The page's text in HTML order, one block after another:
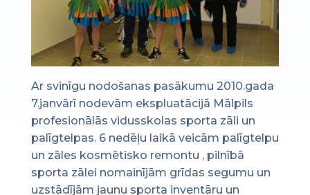
Ar svinīgu nodošanas pasākumu 2010.gada
7.janvārī nodevām ekspluatācijā Mālpils
profesionālās vidusskolas sporta zāli un
palīgtelpas. 6 nedēļu laikā veicām palīgtelpu
un zāles kosmētisko remontu , pilnībā
sporta zālei nomainījām grīdas segumu un
uzstādījām jaunu sporta inventāru un